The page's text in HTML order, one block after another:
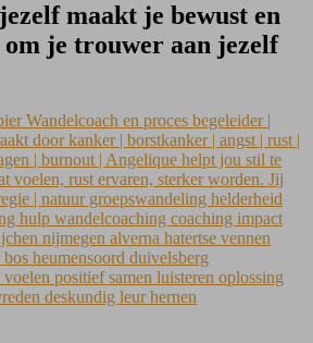
maakt je bewust en
je trouwer aan jezelf